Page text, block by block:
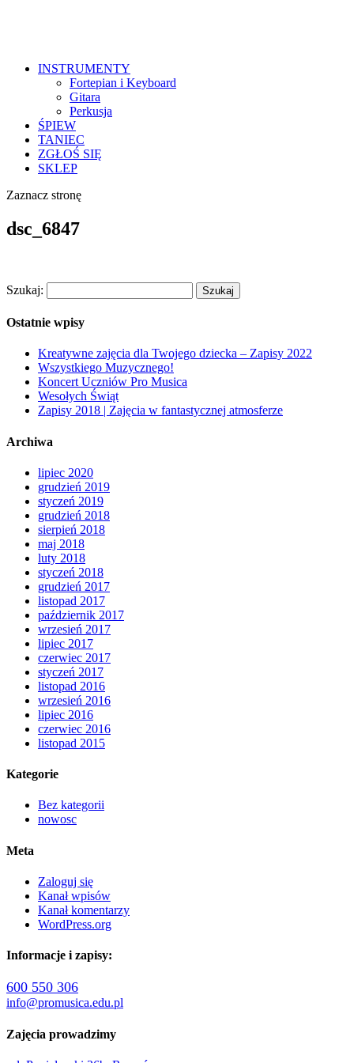
INSTRUMENTY
Fortepian i Keyboard
Gitara
Perkusja
ŚPIEW
TANIEC
ZGŁOŚ SIĘ
SKLEP
Zaznacz stronę
dsc_6847
Szukaj:
Ostatnie wpisy
Kreatywne zajęcia dla Twojego dziecka – Zapisy 2022
Wszystkiego Muzycznego!
Koncert Uczniów Pro Musica
Wesołych Świąt
Zapisy 2018 | Zajęcia w fantastycznej atmosferze
Archiwa
lipiec 2020
grudzień 2019
styczeń 2019
grudzień 2018
sierpień 2018
maj 2018
luty 2018
styczeń 2018
grudzień 2017
listopad 2017
październik 2017
wrzesień 2017
lipiec 2017
czerwiec 2017
styczeń 2017
listopad 2016
wrzesień 2016
lipiec 2016
czerwiec 2016
listopad 2015
Kategorie
Bez kategorii
nowosc
Meta
Zaloguj się
Kanał wpisów
Kanał komentarzy
WordPress.org
Informacje i zapisy:
600 550 306
info@promusica.edu.pl
Zajęcia prowadzimy